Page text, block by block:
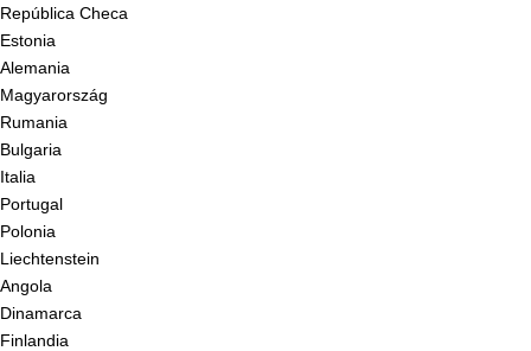
República Checa
Estonia
Alemania
Magyarország
Rumania
Bulgaria
Italia
Portugal
Polonia
Liechtenstein
Angola
Dinamarca
Finlandia